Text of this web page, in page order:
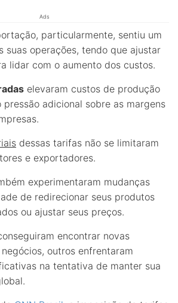
Ads
particularmente, sentiu um
suas operações, tendo que ajustar
lidar com o aumento dos custos.
elevaram custos de produção
pressão adicional sobre as margens
dessas tarifas não se limitaram
e exportadores.
experimentaram mudanças
de redirecionar seus produtos
ou ajustar seus preços.
encontrar novas
outros enfrentaram
na tentativa de manter sua